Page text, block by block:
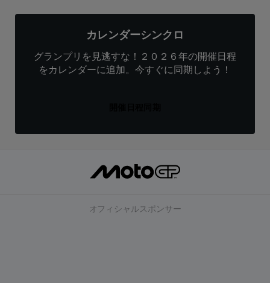
カレンダーシンクロ
グランプリを見逃すな！２０２６年の開催日程
をカレンダーに追加。今すぐに同期しよう！
オフィシャルスポンサー